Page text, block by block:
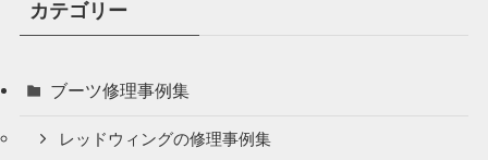
カテゴリー
ブーツ修理事例集
レッドウィングの修理事例集